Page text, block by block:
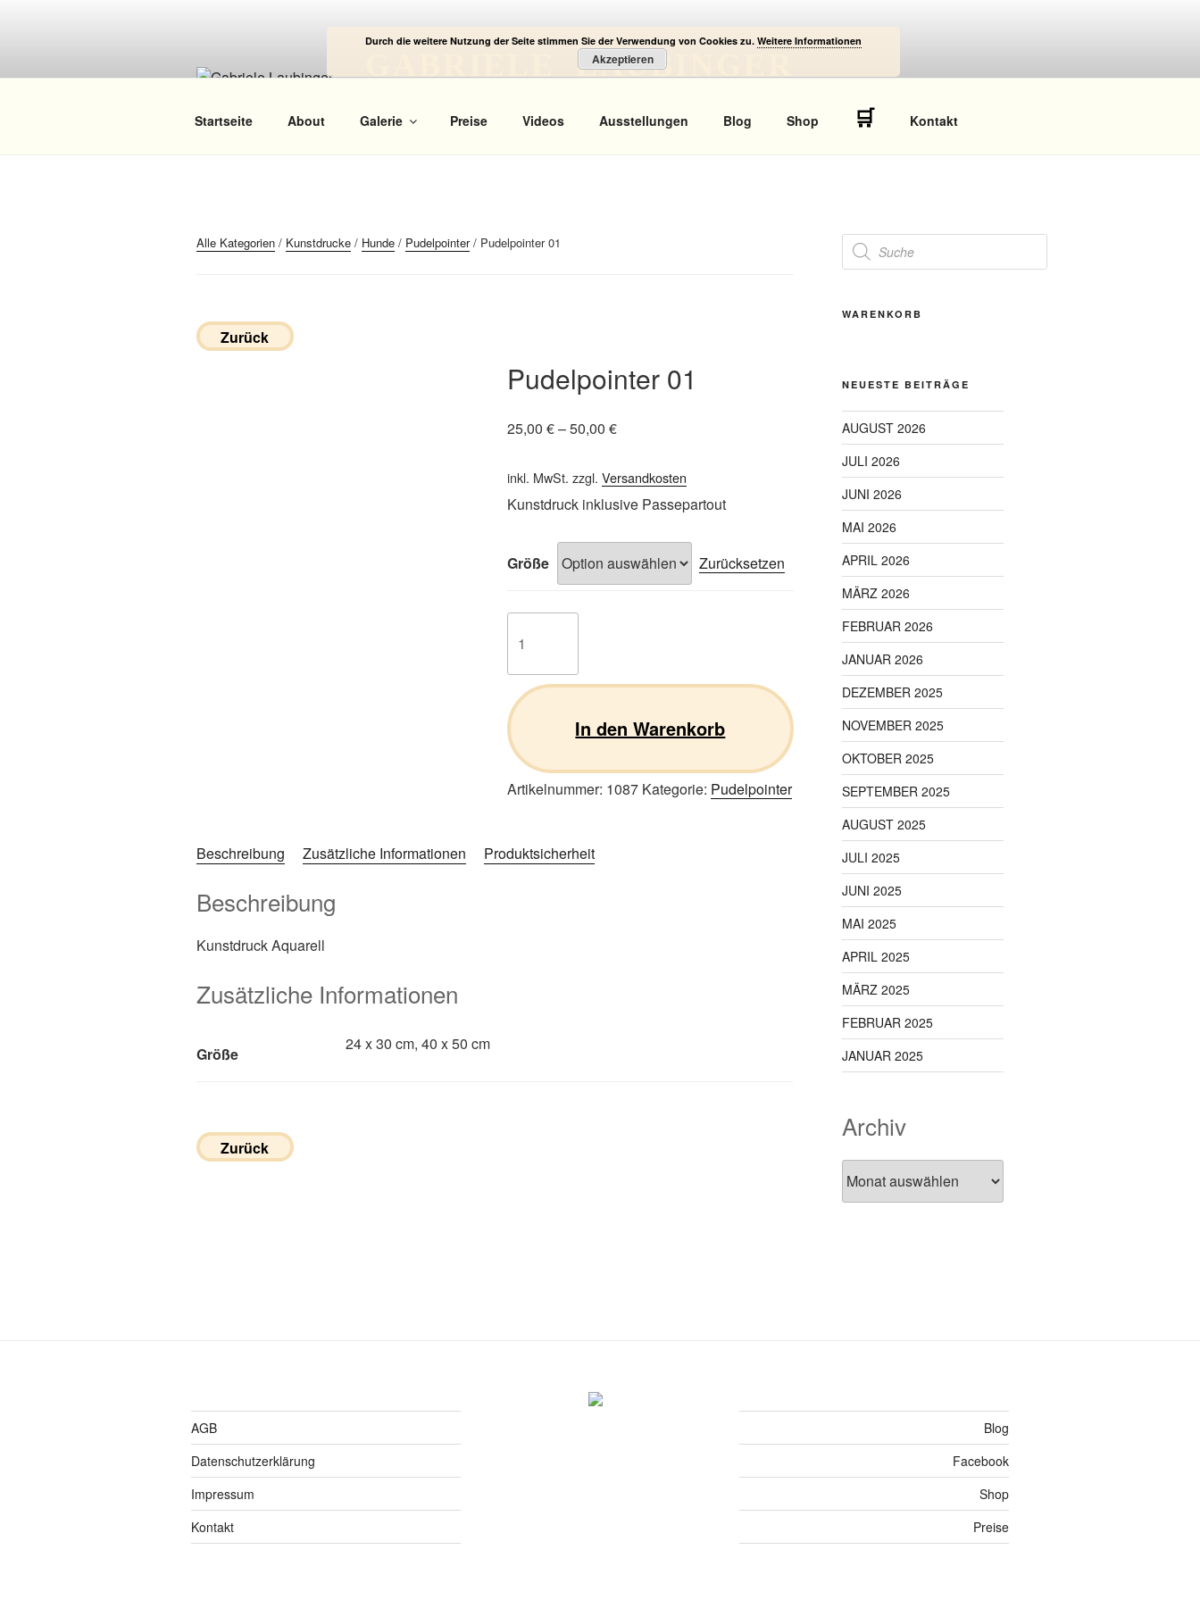
GABRIELE LAUBINGER
Startseite About Galerie Preise Videos Ausstellungen Blog Shop 🛒 Kontakt
Alle Kategorien / Kunstdrucke / Hunde / Pudelpointer/ Pudelpointer 01
Zurück
Pudelpointer 01
25,00 €–50,00 €
inkl. MwSt. zzgl. Versandkosten
Kunstdruck inklusive Passepartout
Größe Zurücksetzen
01
In den Warenkorb
Artikelnummer: 1087 Kategorie: Pudelpointer
Beschreibung Zusätzliche Informationen Produktsicherheit
Beschreibung
Kunstdruck Aquarell
Zusätzliche Informationen
Größe
24 x 30 cm, 40 x 50 cm
Zurück
Products
search
WARENKORB
NEUESTE BEITRÄGE
AUGUST 2026
JULI 2026
JUNI 2026
MAI 2026
APRIL 2026
MÄRZ 2026
FEBRUAR 2026
JANUAR 2026
DEZEMBER 2025
NOVEMBER 2025
OKTOBER 2025
SEPTEMBER 2025
AUGUST 2025
JULI 2025
JUNI 2025
MAI 2025
APRIL 2025
MÄRZ 2025
FEBRUAR 2025
JANUAR 2025
Archiv
AGB
Datenschutzerklärung
Impressum
Kontakt
Blog
Facebook
Shop
Preise
Durch die weitere Nutzung der Seite stimmen Sie der Verwendung von Cookies zu. Weitere Informationen
Akzeptieren